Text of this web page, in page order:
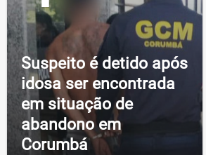
Suspeito é detido após
idosa ser encontrada
em situação de
abandono em
Corumbá